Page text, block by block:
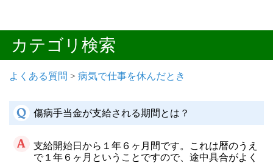
カテゴリ検索
よくある質問 > 病気で仕事を休んだとき
傷病手当金が支給される期間とは？
支給開始日から１年６ヶ月間です。これは暦のうえ
で１年６ヶ月ということですので、途中具合がよく